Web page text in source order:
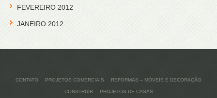
FEVEREIRO 2012
JANEIRO 2012
CONTATO PROJETOS COMERCIAIS REFORMAS – MÓVEIS E DECORAÇÃO
CONSTRUIR PROJETOS DE CASAS